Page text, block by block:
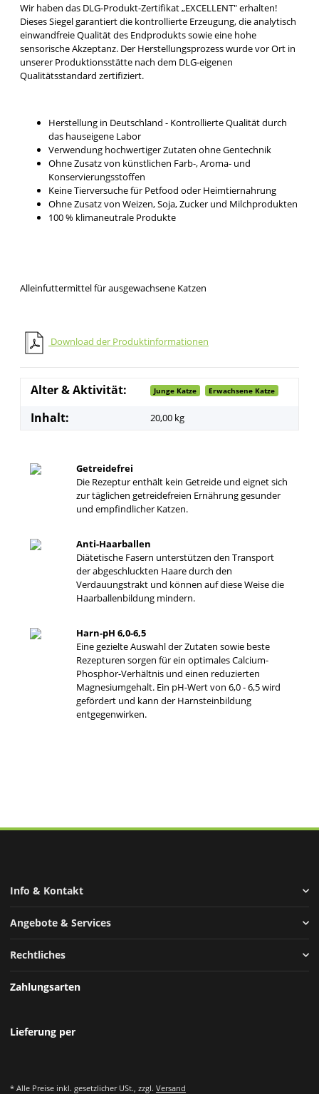
Wir haben das DLG-Produkt-Zertifikat „EXCELLENT" erhalten!
Dieses Siegel garantiert die kontrollierte Erzeugung, die analytisch
einwandfreie Qualität des Endprodukts sowie eine hohe
sensorische Akzeptanz. Der Herstellungsprozess wurde vor Ort in
unserer Produktionsstätte nach dem DLG-eigenen
Qualitätsstandard zertifiziert.
Herstellung in Deutschland - Kontrollierte Qualität durch
das hauseigene Labor
Verwendung hochwertiger Zutaten ohne Gentechnik
Ohne Zusatz von künstlichen Farb-, Aroma- und
Konservierungsstoffen
Keine Tierversuche für Petfood oder Heimtiernahrung
Ohne Zusatz von Weizen, Soja, Zucker und Milchprodukten
100 % klimaneutrale Produkte
Alleinfuttermittel für ausgewachsene Katzen
Download der Produktinformationen
Alter & Aktivität: Junge Katze Erwachsene Katze
Inhalt: 20,00 kg
Getreidefrei
Die Rezeptur enthält kein Getreide und eignet sich
zur täglichen getreidefreien Ernährung gesunder
und empfindlicher Katzen.
Anti-Haarballen
Diätetische Fasern unterstützen den Transport
der abgeschluckten Haare durch den
Verdauungstrakt und können auf diese Weise die
Haarballenbildung mindern.
Harn-pH 6,0-6,5
Eine gezielte Auswahl der Zutaten sowie beste
Rezepturen sorgen für ein optimales Calcium-
Phosphor-Verhältnis und einen reduzierten
Magnesiumgehalt. Ein pH-Wert von 6,0 - 6,5 wird
gefördert und kann der Harnsteinbildung
entgegenwirken.
Info & Kontakt
Angebote & Services
Rechtliches
Zahlungsarten
Lieferung per
* Alle Preise inkl. gesetzlicher USt., zzgl. Versand